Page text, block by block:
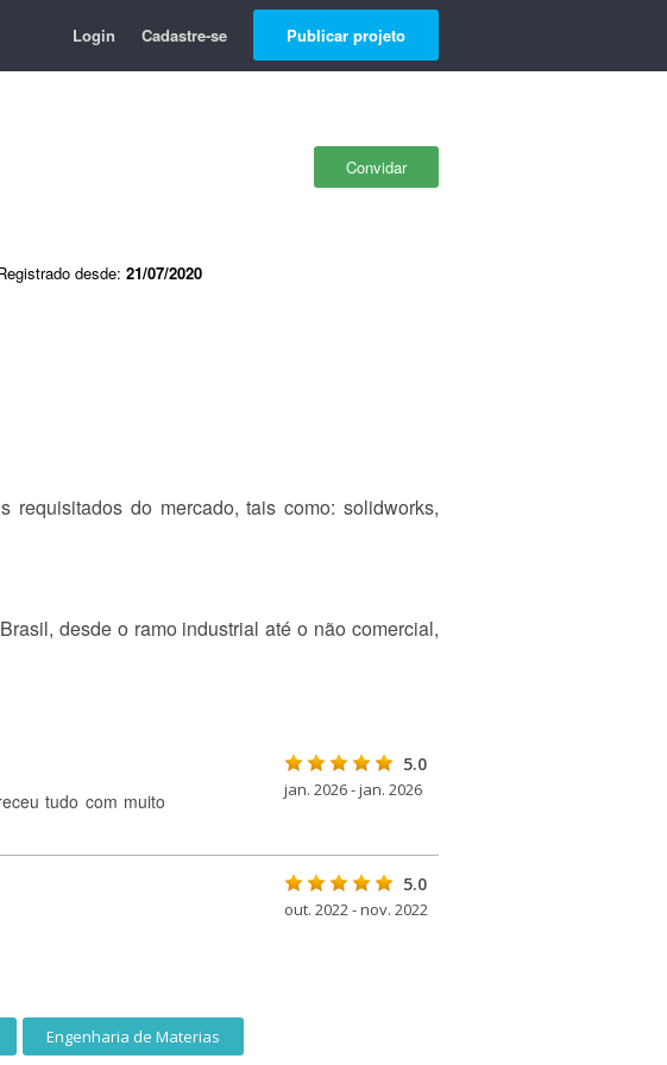
Login Cadastre-se Publicar projeto
Convidar
desde: 21/07/2020
do mercado, tais como: solidworks,
desde o ramo industrial até o não comercial,
tudo com muito
5.0
jan. 2026 - jan. 2026
5.0
out. 2022 - nov. 2022
Engenharia de Materias